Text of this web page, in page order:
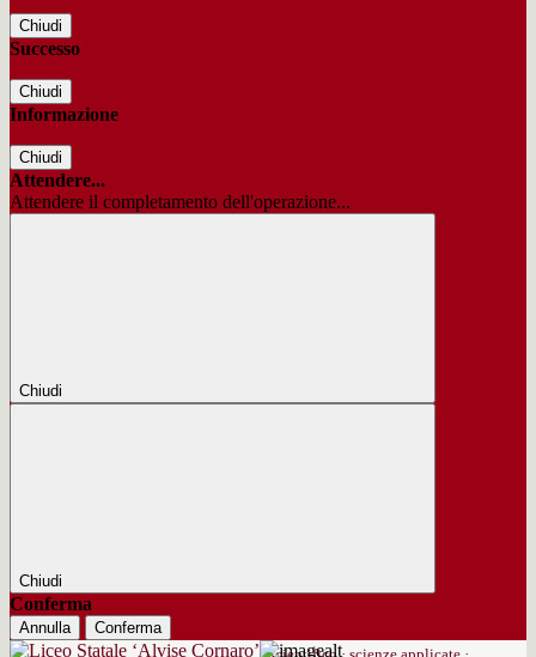
Chiudi
Successo
Chiudi
Informazione
Chiudi
Attendere...
Attendere il completamento dell'operazione...
Chiudi
Chiudi
Conferma
Annulla
Conferma